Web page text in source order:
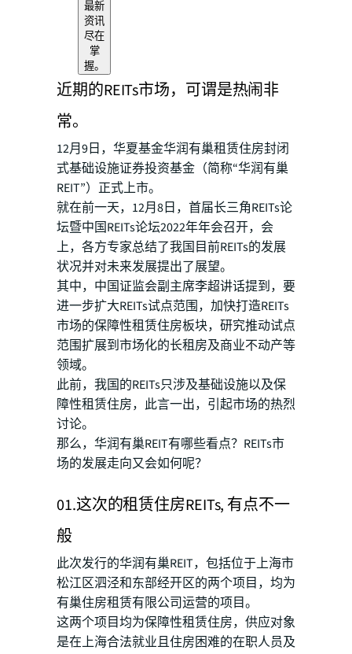
最新
资讯
尽在
掌
握。
近期的REITs市场，可谓是热闹非
常。
12月9日，华夏基金华润有巢租赁住房封闭
式基础设施证券投资基金（简称“华润有巢
REIT”）正式上市。
就在前一天，12月8日，首届长三角REITs论
坛暨中国REITs论坛2022年年会召开，会
上，各方专家总结了我国目前REITs的发展
状况并对未来发展提出了展望。
其中，中国证监会副主席李超讲话提到，要
进一步扩大REITs试点范围，加快打造REITs
市场的保障性租赁住房板块，研究推动试点
范围扩展到市场化的长租房及商业不动产等
领域。
此前，我国的REITs只涉及基础设施以及保
障性租赁住房，此言一出，引起市场的热烈
讨论。
那么，华润有巢REIT有哪些看点？REITs市
场的发展走向又会如何呢？
01.这次的租赁住房REITs, 有点不一
般
此次发行的华润有巢REIT，包括位于上海市
松江区泗泾和东部经开区的两个项目，均为
有巢住房租赁有限公司运营的项目。
这两个项目均为保障性租赁住房，供应对象
是在上海合法就业且住房困难的在职人员及